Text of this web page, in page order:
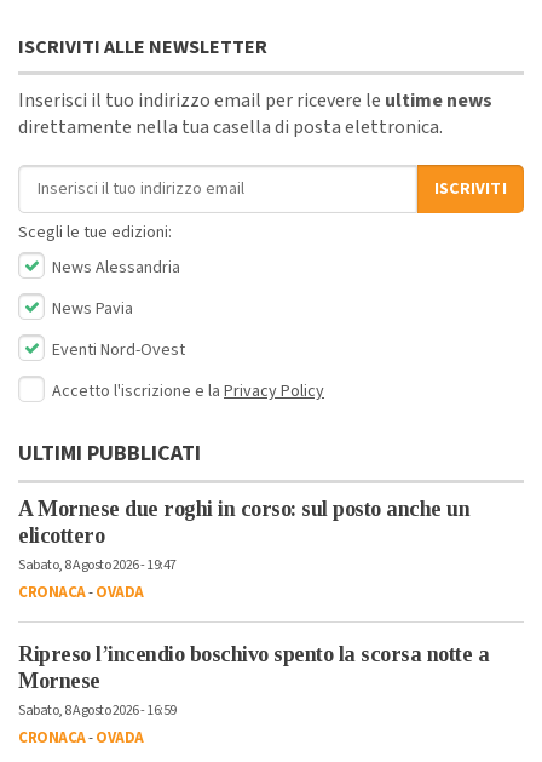
ISCRIVITI ALLE NEWSLETTER
Inserisci il tuo indirizzo email per ricevere le ultime news
direttamente nella tua casella di posta elettronica.
Indirizzo email
ISCRIVITI
Scegli le tue edizioni:
News Alessandria
News Pavia
Eventi Nord-Ovest
Accetto l'iscrizione e la Privacy Policy
ULTIMI PUBBLICATI
A Mornese due roghi in corso: sul posto anche un
elicottero
Sabato, 8 Agosto 2026 - 19:47
CRONACA-OVADA
Ripreso l’incendio boschivo spento la scorsa notte a
Mornese
Sabato, 8 Agosto 2026 - 16:59
CRONACA-OVADA